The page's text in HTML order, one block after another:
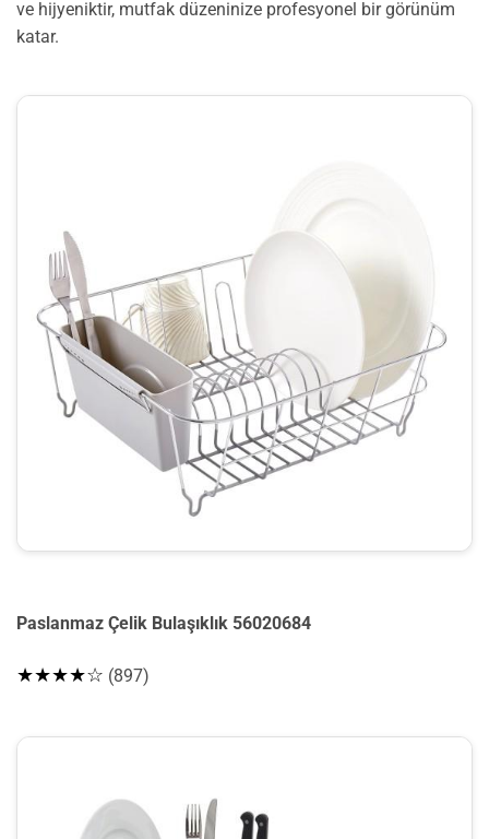
ve hijyeniktir, mutfak düzeninize profesyonel bir görünüm
katar.
Paslanmaz Çelik Bulaşıklık 56020684
★★★★☆ (897)